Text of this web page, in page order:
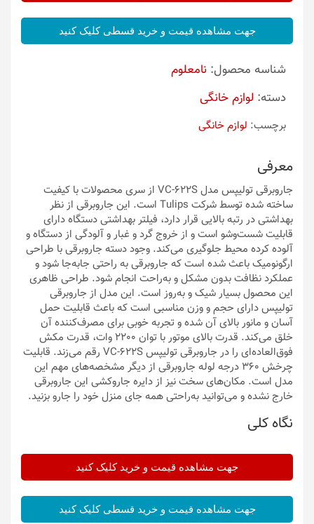
جهت مشاهده قیمت و خرید قسطی کلیک کنید
شناسه محصول: نامعلوم
دسته: لوازم خانگی
برچسب: لوازم خانگی
معرفی
جاروبرقی تولیپس مدل VC-622S از سری محصولات با کیفیت
ساخته شده توسط شرکت Tulips است. این جاروبرقی از نظر
بهداشتی در رتبه بالایی قرار دارد، فیلتر بهداشتی دستگاه دارای
قابلیت شست‌وشو است و از خروج گرد و غبار و آلودگی از دستگاه و
آلوده کرده محیط جلوگیری می‌کند. وجود دسته جاروبرقی با طراحی
ارگونومیک باعث شده است که جاروبرقی به راحتی جابه‌جا شود و
عملکرد نظافت بدون مشکل و به‌راحت انجام شود. طراحی ظاهری
این محصول بسیار شیک و به‌روز است. این مدل از جاروبرقی
تولیپس دارای حجم و وزن مناسبی است که باعث قابلیت حمل
آسان و مانور بالای آن شده و تجربه خوبی برای مصرف‌کننده آن
خلق می‌کند. قدرت بالای موتور با توان 2200 وات، قدرت مکش
فوق‌العاده‌ای را در جاروبرقی تولیپس VC-622S رقم می‌زند. قابلیت
چرخش 360 درجه لوله جاروبرقی از دیگر مشخصه‌های مهم این
مدل است. مکان‌های سخت نیز از دایره جاروکشی این جاروبرقی
خارج نشده و می‌توانید به‌راحتی همه جای منزل خود را جارو بزنید.
نگاه کلی
جهت مشاهده قیمت و خرید کلیک کنید
جهت مشاهده قیمت و خرید قسطی کلیک کنید